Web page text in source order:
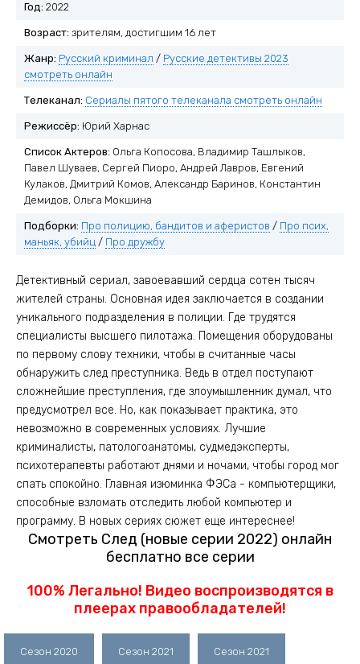
Год: 2022
Возраст: зрителям, достигшим 16 лет
Жанр: Русский криминал / Русские детективы 2023
смотреть онлайн
Телеканал: Сериалы пятого телеканала смотреть онлайн
Режиссёр: Юрий Харнас
Список Актеров: Ольга Копосова, Владимир Ташлыков,
Павел Шуваев, Сергей Пиоро, Андрей Лавров, Евгений
Кулаков, Дмитрий Комов, Александр Баринов, Константин
Демидов, Ольга Мокшина
Подборки: Про полицию, бандитов и аферистов / Про псих,
маньяк, убийц / Про дружбу
Детективный сериал, завоевавший сердца сотен тысяч
жителей страны. Основная идея заключается в создании
уникального подразделения в полиции. Где трудятся
специалисты высшего пилотажа. Помещения оборудованы
по первому слову техники, чтобы в считанные часы
обнаружить след преступника. Ведь в отдел поступают
сложнейшие преступления, где злоумышленник думал, что
предусмотрел все. Но, как показывает практика, это
невозможно в современных условиях. Лучшие
криминалисты, патологоанатомы, судмедэксперты,
психотерапевты работают днями и ночами, чтобы город мог
спать спокойно. Главная изюминка ФЭСа - компьютерщики,
способные взломать отследить любой компьютер и
программу. В новых сериях сюжет еще интереснее!
Смотреть След (новые серии 2022) онлайн
бесплатно все серии
100% Легально! Видео воспроизводятся в
плеерах правообладателей!
Сезон 2020 Сезон 2021 Сезон 2021